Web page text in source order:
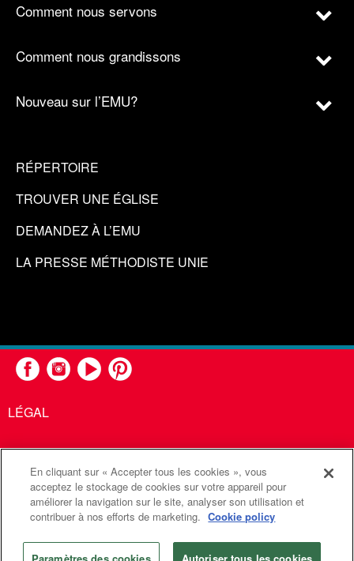
Comment nous servons
Comment nous grandissons
Nouveau sur l’EMU?
RÉPERTOIRE
TROUVER UNE ÉGLISE
DEMANDEZ À L’EMU
LA PRESSE MÉTHODISTE UNIE
LÉGAL
United Methodist Communications est une agence de l'Église
Méthodiste Unie
Communications Méthodistes Unies. Tous droits
réservés
En cliquant sur « Accepter tous les cookies », vous
acceptez le stockage de cookies sur votre appareil pour
améliorer la navigation sur le site, analyser son utilisation et
contribuer à nos efforts de marketing. Cookie policy